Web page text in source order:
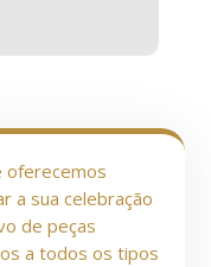
oferecemos
a sua celebração
de peças
a todos os tipos